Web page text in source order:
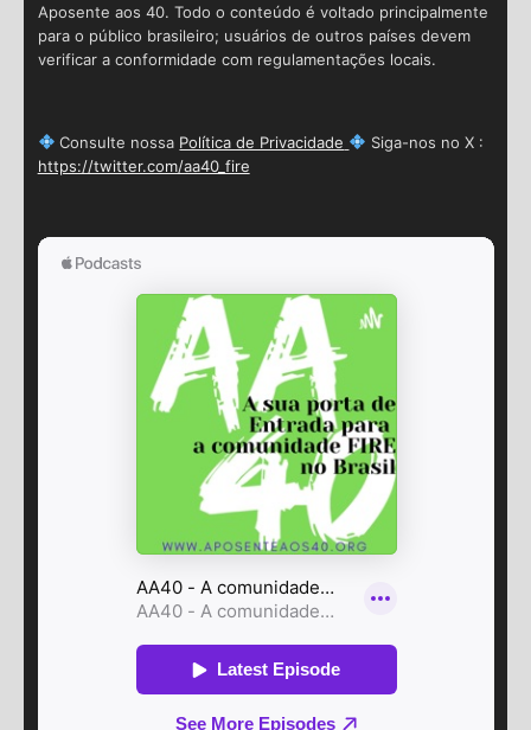
Aposente aos 40. Todo o conteúdo é voltado principalmente
para o público brasileiro; usuários de outros países devem
verificar a conformidade com regulamentações locais.
Consulte nossa Política de Privacidade
Siga-nos no X :
https://twitter.com/aa40_fire